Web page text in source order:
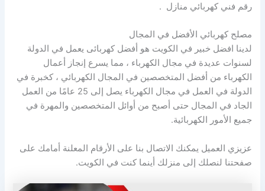
رقم فني كهربائي منازل .
مصلح كهربائي الأفضل في المجال
لدينا افضل خبير في الكويت هو أفضل كهربائى يعمل في الدولة
لسنوات عديدة في مجال الكهرباء ، مما يسرع إنجاز أعمال
الكهرباء من أفضل المتخصصين في المجال الكهربائي ، كخبرة في
الدولة في العمل في مجال الكهرباء يصل إلى 25 عامًا من العمل
الجاد في المجال حتى أصبح من أوائل المتخصصين والمهرة في
جميع الأمور الكهربائية.
عزيزي العميل يمكنك الاتصال بنا على الأرقام المعلنة أمامك على
صفحتنا لنصلك إلى منزلك أينما كنت في الكويت.